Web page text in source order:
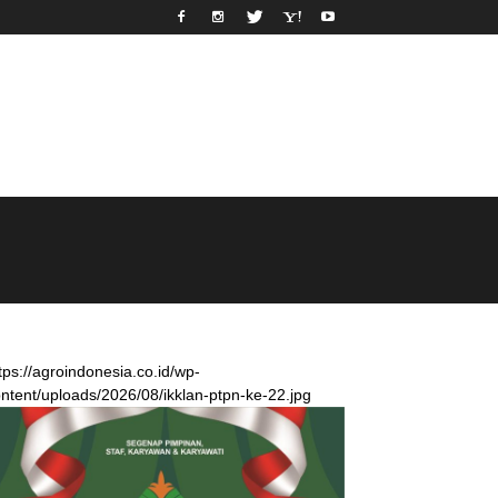
agroindonesia.co.id/wp-
uploads/2026/08/ikklan-ptpn-ke-22.jpg